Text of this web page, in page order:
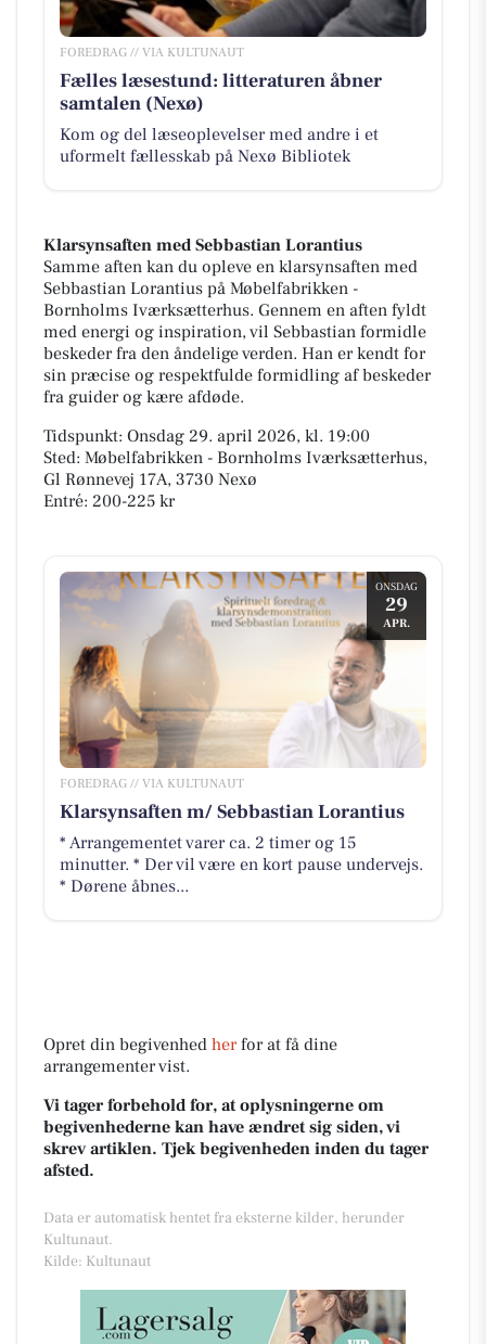
FOREDRAG // VIA KULTUNAUT
Fælles læsestund: litteraturen åbner
samtalen (Nexø)
Kom og del læseoplevelser med andre i et
uformelt fællesskab på Nexø Bibliotek
Klarsynsaften med Sebbastian Lorantius
Samme aften kan du opleve en klarsynsaften med
Sebbastian Lorantius på Møbelfabrikken -
Bornholms Iværksætterhus. Gennem en aften fyldt
med energi og inspiration, vil Sebbastian formidle
beskeder fra den åndelige verden. Han er kendt for
sin præcise og respektfulde formidling af beskeder
fra guider og kære afdøde.
Tidspunkt: Onsdag 29. april 2026, kl. 19:00
Sted: Møbelfabrikken - Bornholms Iværksætterhus,
Gl Rønnevej 17A, 3730 Nexø
Entré: 200-225 kr
ONSDAG
29
APR.
FOREDRAG // VIA KULTUNAUT
Klarsynsaften m/ Sebbastian Lorantius
* Arrangementet varer ca. 2 timer og 15
minutter. * Der vil være en kort pause undervejs.
* Dørene åbnes...
Opret din begivenhed herfor at få dine
arrangementer vist.
Vi tager forbehold for, at oplysningerne om
begivenhederne kan have ændret sig siden, vi
skrev artiklen. Tjek begivenheden inden du tager
afsted.
Data er automatisk hentet fra eksterne kilder, herunder
Kultunaut.
Kilde: Kultunaut